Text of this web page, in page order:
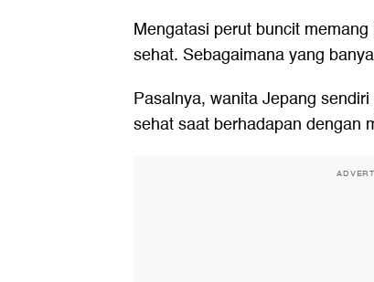
Mengatasi perut buncit
sehat. Sebagaimana yang
Pasalnya, wanita Jepang
sehat saat berhadapan dengan